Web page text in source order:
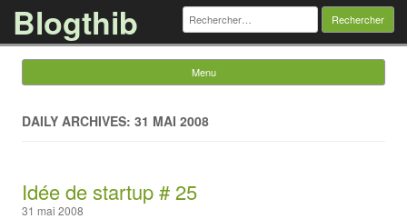
Blogthib Rechercher :
Menu
DAILY ARCHIVES: 31 MAI 2008
Idée de startup # 25
31 mai 2008